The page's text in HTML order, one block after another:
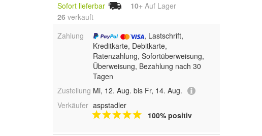
Sofort lieferbar 10+ Auf Lager
26 verkauft
Zahlung
, Lastschrift,
Kreditkarte, Debitkarte,
Ratenzahlung, Sofortüberweisung,
Überweisung, Bezahlung nach 30
Tagen
Zustellung Mi, 12. Aug. bis Fr, 14. Aug.
Verkäufer aspstadler
100% positiv